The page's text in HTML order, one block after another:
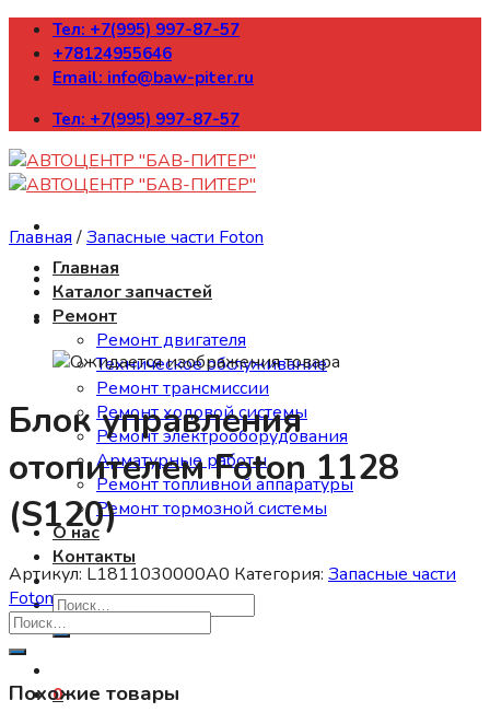
Skip
content
Тел: +7(995) 997-87-57
+78124955646
Email: info@baw-piter.ru
Тел: +7(995) 997-87-57
Главная
Каталог запчастей
Ремонт
Ремонт двигателя
Техническое обслуживание
Ремонт трансмиссии
Ремонт ходовой системы
Ремонт электрооборудования
Арматурные работы
Ремонт топливной аппаратуры
Ремонт тормозной системы
О нас
Контакты
Искать:
0
Главная /Запасные части Foton
Блок управления
отопителем Foton 1128
(S120)
Артикул: L1811030000A0 Категория: Запасные части
Foton
Похожие товары